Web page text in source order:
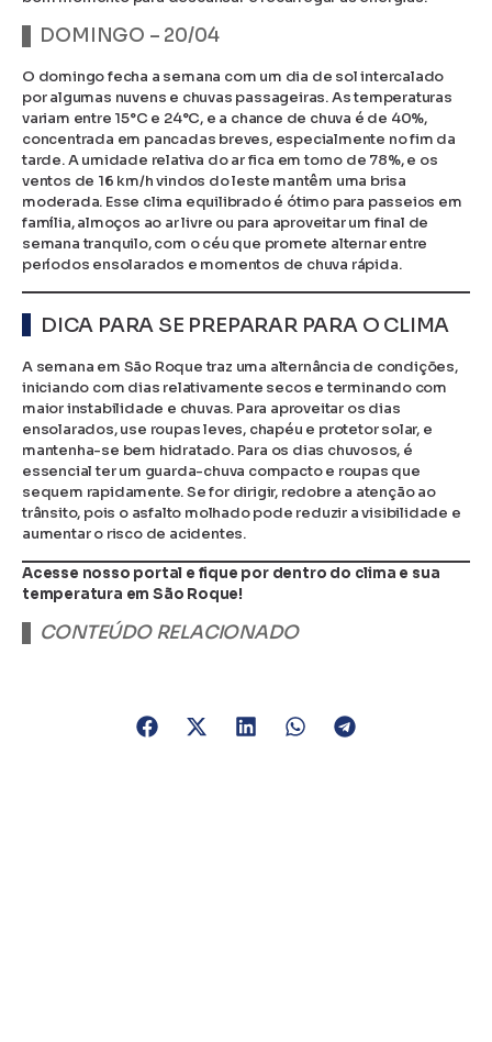
DOMINGO – 20/04
O domingo fecha a semana com um dia de sol intercalado
por algumas nuvens e chuvas passageiras. As temperaturas
variam entre 15°C e 24°C, e a chance de chuva é de 40%,
concentrada em pancadas breves, especialmente no fim da
tarde. A umidade relativa do ar fica em torno de 78%, e os
ventos de 16 km/h vindos do leste mantêm uma brisa
moderada. Esse clima equilibrado é ótimo para passeios em
família, almoços ao ar livre ou para aproveitar um final de
semana tranquilo, com o céu que promete alternar entre
períodos ensolarados e momentos de chuva rápida.
DICA PARA SE PREPARAR PARA O CLIMA
A semana em São Roque traz uma alternância de condições,
iniciando com dias relativamente secos e terminando com
maior instabilidade e chuvas. Para aproveitar os dias
ensolarados, use roupas leves, chapéu e protetor solar, e
mantenha-se bem hidratado. Para os dias chuvosos, é
essencial ter um guarda-chuva compacto e roupas que
sequem rapidamente. Se for dirigir, redobre a atenção ao
trânsito, pois o asfalto molhado pode reduzir a visibilidade e
aumentar o risco de acidentes.
Acesse nosso portal e fique por dentro do clima e sua
temperatura em São Roque!
CONTEÚDO RELACIONADO